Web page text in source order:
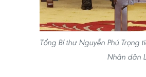
Tổng Bí thư Nguyễn Phú
Nhân dân